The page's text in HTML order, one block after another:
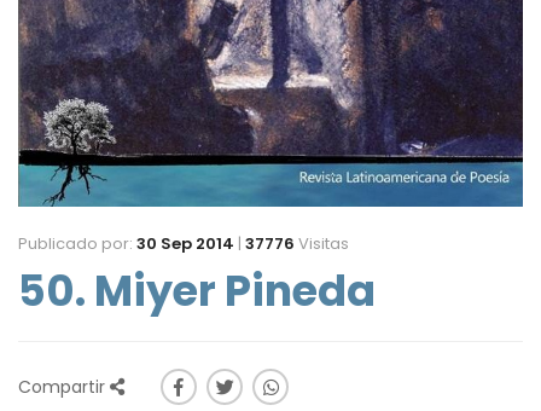
Publicado por: 30 Sep 2014 | 37776 Visitas
50. Miyer Pineda
Compartir